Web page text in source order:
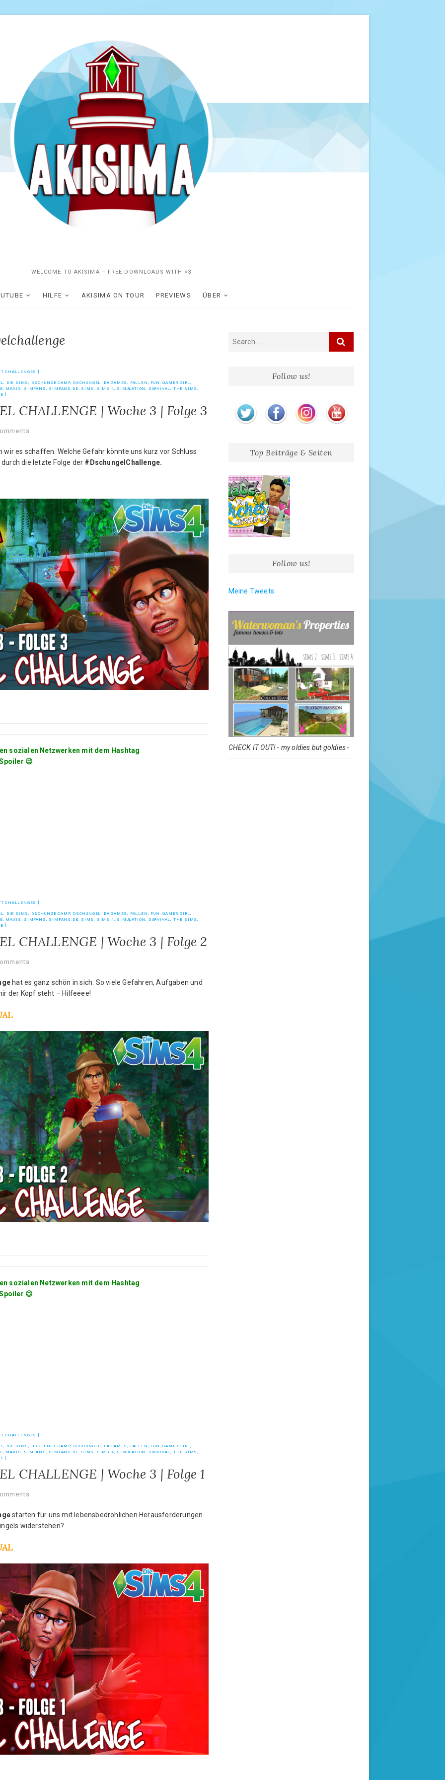
WELCOME TO AKISIMA – FREE DOWNLOADS WITH <3
HILFE AKISIMA ON TOUR PREVIEWS ÜBER
CHALLENGES
, DIE SIMS, DSCHUNGE CAMP, DSCHUNGEL, EA GAMES, FALLEN , FUN ,GAMER GIRL,
, MAXIS, SIMFANS , SIMFANS.DE, SIMS, SIMS 4, SIMULATION, SURVIVAL, THE SIMS,
CHALLENGE | Woche 3 | Folge 3
es schaffen. Welche Gefahr könnte uns kurz vor Schluss
die letzte Folge der #DschungelChallenge.
sozialen Netzwerken mit dem Hashtag
😉
CHALLENGES
, DIE SIMS, DSCHUNGE CAMP, DSCHUNGEL, EA GAMES, FALLEN , FUN ,GAMER GIRL,
, MAXIS, SIMFANS , SIMFANS.DE, SIMS, SIMS 4, SIMULATION, SURVIVAL, THE SIMS,
CHALLENGE | Woche 3 | Folge 2
hat es ganz schön in sich. So viele Gefahren, Aufgaben und
der Kopf steht – Hilfeeee!
sozialen Netzwerken mit dem Hashtag
😉
CHALLENGES
, DIE SIMS, DSCHUNGE CAMP, DSCHUNGEL, EA GAMES, FALLEN , FUN ,GAMER GIRL,
, MAXIS, SIMFANS , SIMFANS.DE, SIMS, SIMS 4, SIMULATION, SURVIVAL, THE SIMS,
CHALLENGE | Woche 3 | Folge 1
starten für uns mit lebensbedrohlichen Herausforderungen.
widerstehen?
Follow us!
Top Beiträge & Seiten
Follow us!
Meine Tweets
CHECK IT OUT! - my oldies but goldies -